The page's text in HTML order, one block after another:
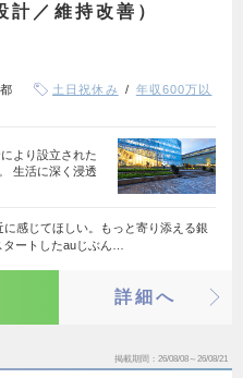
計／維持改善）
土日祝休み
年収600万以
より設立された
生活に深く浸透
感じてほしい。もっと寄り添える銀
ートしたauじぶん…
詳細へ
掲載期間 26/08/08～26/08/21